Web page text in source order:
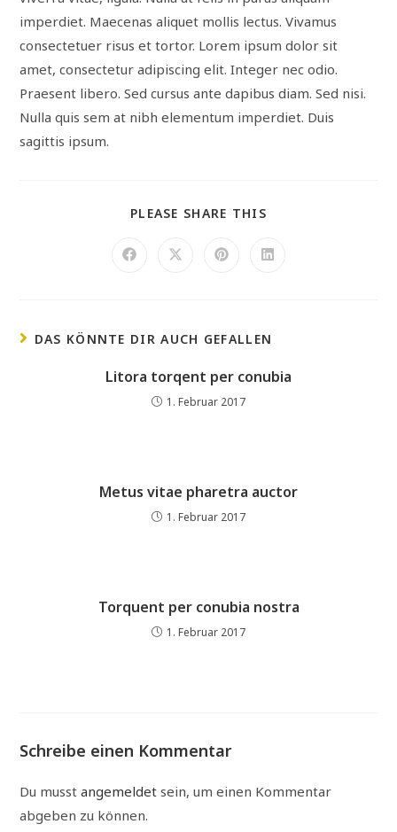
imperdiet. Maecenas aliquet mollis lectus. Vivamus
consectetuer risus et tortor. Lorem ipsum dolor sit
amet, consectetur adipiscing elit. Integer nec odio.
Praesent libero. Sed cursus ante dapibus diam. Sed nisi.
Nulla quis sem at nibh elementum imperdiet. Duis
sagittis ipsum.
PLEASE SHARE THIS
DAS KÖNNTE DIR AUCH GEFALLEN
Litora torqent per conubia
1. Februar 2017
Metus vitae pharetra auctor
1. Februar 2017
Torquent per conubia nostra
1. Februar 2017
Schreibe einen Kommentar
Du musstangemeldet sein, um einen Kommentar
abgeben zu können.